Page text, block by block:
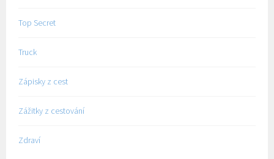
Top Secret
Truck
Zápisky z cest
Zážitky z cestování
Zdraví